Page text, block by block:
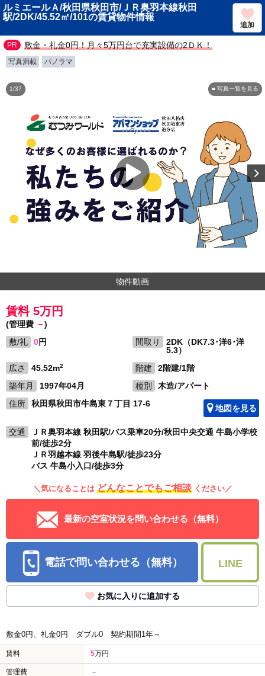
ルミエールＡ/秋田県秋田市/ＪＲ奥羽本線秋田
駅/2DK/45.52㎡/101の賃貸物件情報
追加
敷金・礼金0円！月々5万円台で充実設備の2ＤＫ！
写真満載 パノラマ
■ 写真一覧を見る
1/37
物件動画
賃料 5万円
(管理費 －)
敷/礼
0円 間取り
2DK（DK7.3･洋6･洋
5.3）
広さ
45.52m2 階建
2階建/1階
築年月
1997年04月 種別
木造/アパート
住所
秋田県秋田市牛島東７丁目 17-6 地図を見る
交通
ＪＲ奥羽本線 秋田駅/バス乗車20分/秋田中央交通 牛島小学校
前/徒歩2分
ＪＲ羽越本線 羽後牛島駅/徒歩23分
バス 牛島小入口/徒歩3分
＼気になることは どんなことでもご相談 ください／
最新の空室状況を問い合わせる（無料）
電話で問い合わせる（無料） LINE
お気に入りに追加する
敷金0円、礼金0円 ダブル0 契約期間1年～
賃料 5万円
管理費 －